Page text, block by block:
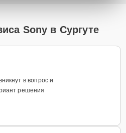
Sony в Сургуте
в вопрос и
решения